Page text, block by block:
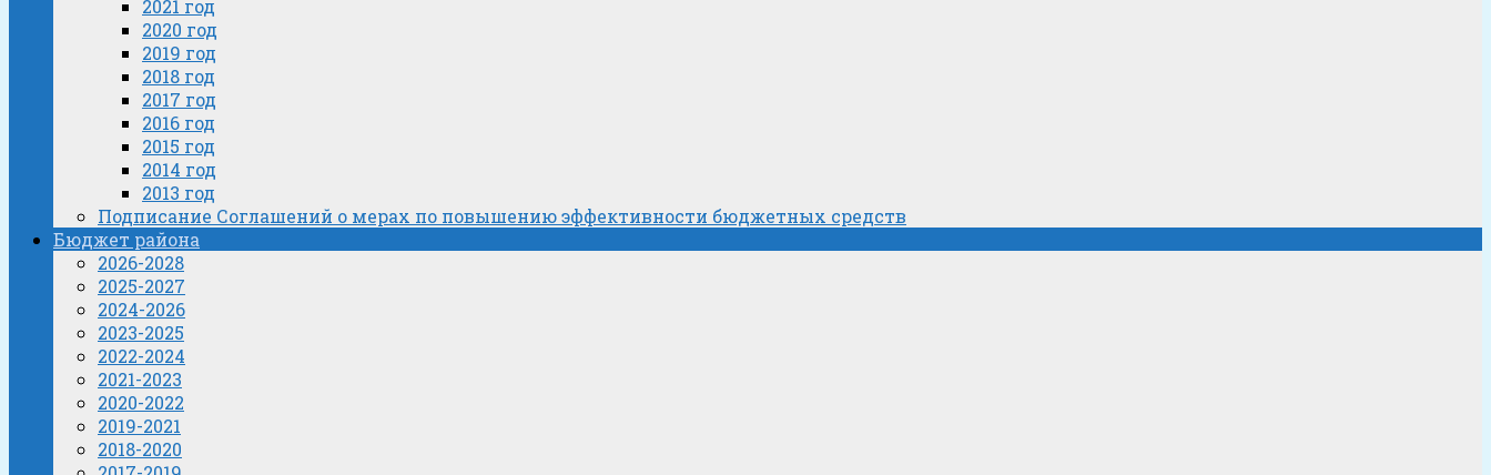
2021 год
2020 год
2019 год
2018 год
2017 год
2016 год
2015 год
2014 год
2013 год
Подписание Соглашений о мерах по повышению эффективности бюджетных средств
Бюджет района
2026-2028
2025-2027
2024-2026
2023-2025
2022-2024
2021-2023
2020-2022
2019-2021
2018-2020